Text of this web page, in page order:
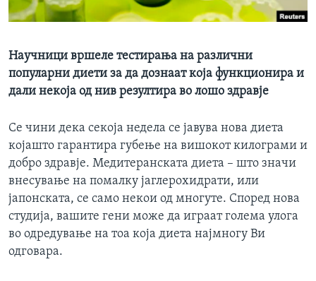
ИНТЕРВЈУА
Научници вршеле тестирања на различни
популарни диети за да дознаат која функционира и
дали некоја од нив резултира во лошо здравје
Се чини дека секоја недела се јавува нова диета
којашто гарантира губење на вишокот килограми и
добро здравје. Медитеранската диета – што значи
внесување на помалку јаглерохидрати, или
јапонската, се само некои од многуте. Според нова
студија, вашите гени може да играат голема улога
во одредување на тоа која диета најмногу Ви
одговара.